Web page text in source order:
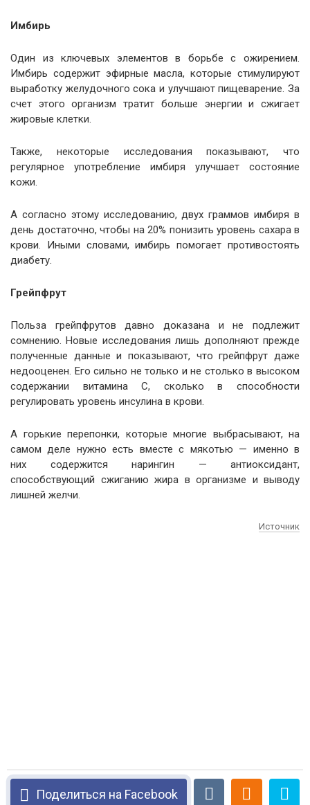
Имбирь
Один из ключевых элементов в борьбе с ожирением.
Имбирь содержит эфирные масла, которые стимулируют
выработку желудочного сока и улучшают пищеварение. За
счет этого организм тратит больше энергии и сжигает
жировые клетки.
Также, некоторые исследования показывают, что
регулярное употребление имбиря улучшает состояние
кожи.
А согласно этому исследованию, двух граммов имбиря в
день достаточно, чтобы на 20% понизить уровень сахара в
крови. Иными словами, имбирь помогает противостоять
диабету.
Грейпфрут
Польза грейпфрутов давно доказана и не подлежит
сомнению. Новые исследования лишь дополняют прежде
полученные данные и показывают, что грейпфрут даже
недооценен. Его сильно не только и не столько в высоком
содержании витамина С, сколько в способности
регулировать уровень инсулина в крови.
А горькие перепонки, которые многие выбрасывают, на
самом деле нужно есть вместе с мякотью — именно в
них содержится нарингин — антиоксидант,
способствующий сжиганию жира в организме и выводу
лишней желчи.
Источник
Поделиться на Facebook